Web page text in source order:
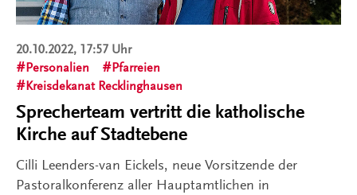
20.10.2022, 17:57 Uhr
Personalien
Pfarreien
Kreisdekanat Recklinghausen
Sprecherteam vertritt die katholische
Kirche auf Stadtebene
Cilli Leenders-van Eickels, neue Vorsitzende der
Pastoralkonferenz aller Hauptamtlichen in